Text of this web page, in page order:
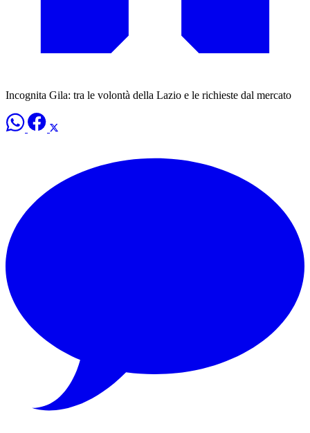
Incognita Gila: tra le volontà della Lazio e le richieste dal mercato